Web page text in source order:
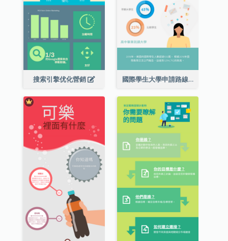
搜索引擎优化營銷 國際學生大學申請路線圖